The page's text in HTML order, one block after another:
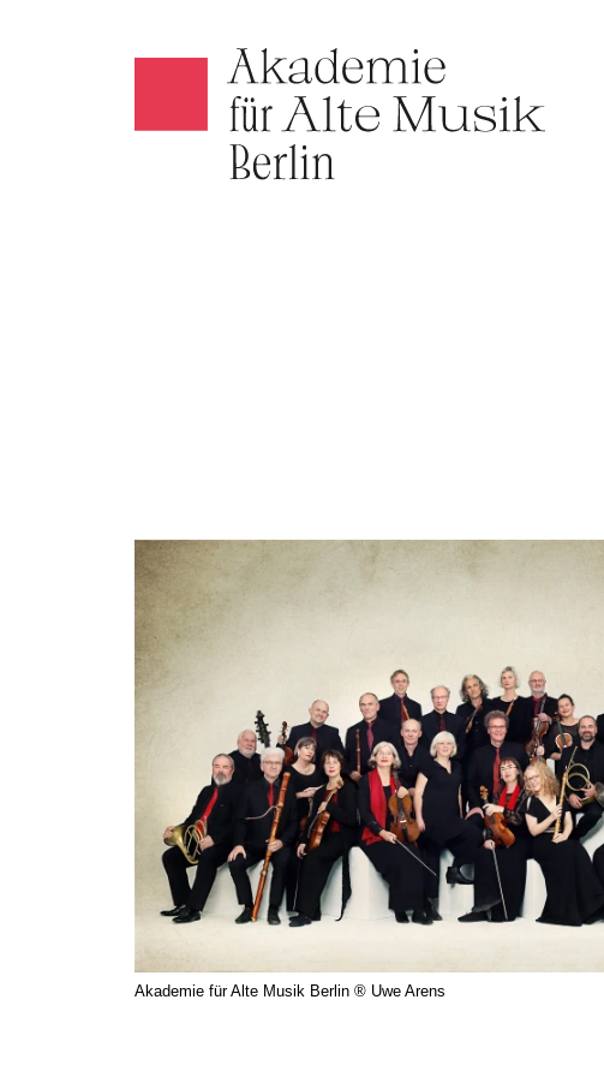
Akamus
Akademie für Alte Musik Berlin ® Uwe Arens